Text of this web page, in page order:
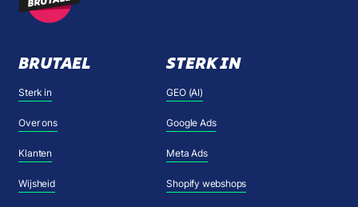
BRUTAEL
Sterk in
Over ons
Klanten
Wijsheid
STERK IN
GEO (AI)
Google Ads
Meta Ads
Shopify webshops